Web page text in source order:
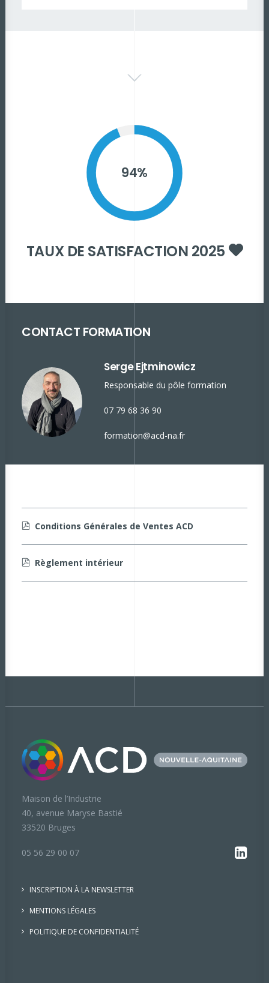
94%
TAUX DE SATISFACTION 2025
CONTACT FORMATION
Serge Ejtminowicz
Responsable du pôle formation
07 79 68 36 90
formation@acd-na.fr
Conditions Générales de Ventes ACD
Règlement intérieur
Maison de l’Industrie
40, avenue Maryse Bastié
33520 Bruges
05 56 29 00 07
INSCRIPTION À LA NEWSLETTER
MENTIONS LÉGALES
POLITIQUE DE CONFIDENTIALITÉ